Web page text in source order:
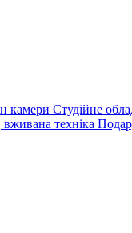
камери Студійне
вживана техніка